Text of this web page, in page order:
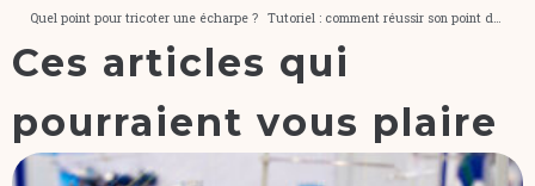
Quel point pour tricoter une écharpe ? Tutoriel : comment réussir son point de riz ?
Ces articles qui
pourraient vous plaire